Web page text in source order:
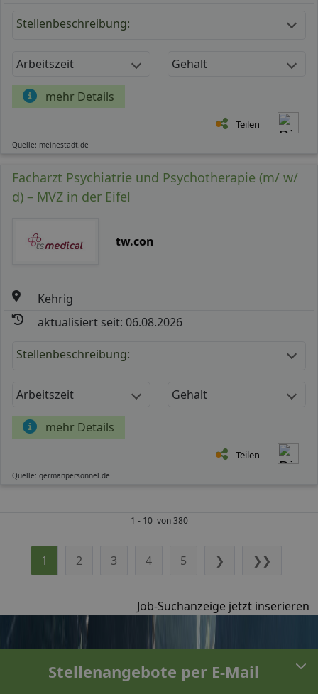
Stellenbeschreibung:
Arbeitszeit Gehalt
mehr Details
Teilen
Quelle: meinestadt.de
Facharzt Psychiatrie und Psychotherapie (m/ w/
d) – MVZ in der Eifel
tw.con
Kehrig
aktualisiert seit: 06.08.2026
Stellenbeschreibung:
Arbeitszeit Gehalt
mehr Details
Teilen
Quelle: germanpersonnel.de
1 - 10 von 380
1 2 3 4 5 ❯ ❯❯
Job-Suchanzeige jetzt inserieren
Stellenangebote per E-Mail